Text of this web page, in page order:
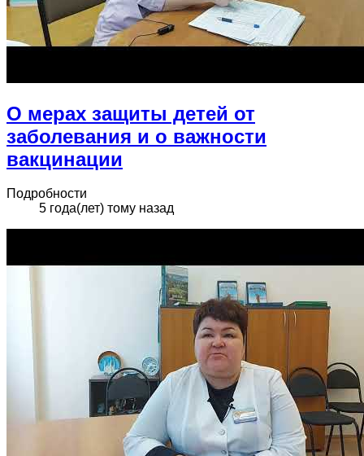
О мерах защиты детей от
заболевания и о важности
вакцинации
Подробности
5 года(лет) тому назад